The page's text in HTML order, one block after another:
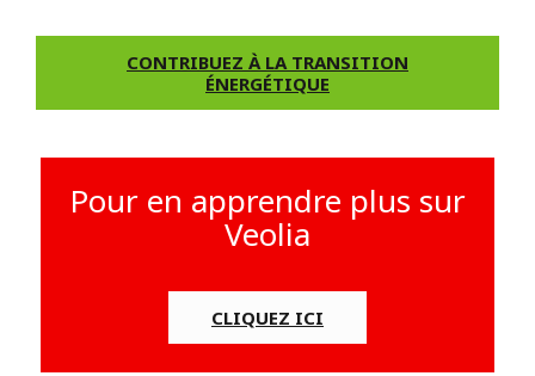
CONTRIBUEZ À LA TRANSITION
ÉNERGÉTIQUE
Pour en apprendre plus sur
Veolia
CLIQUEZ ICI